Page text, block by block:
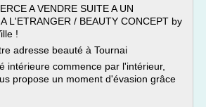
A VENDRE SUITE A UN
L'ETRANGER / BEAUTY CONCEPT by
!
adresse beauté à Tournai
intérieure commence par l'intérieur,
propose un moment d'évasion grâce